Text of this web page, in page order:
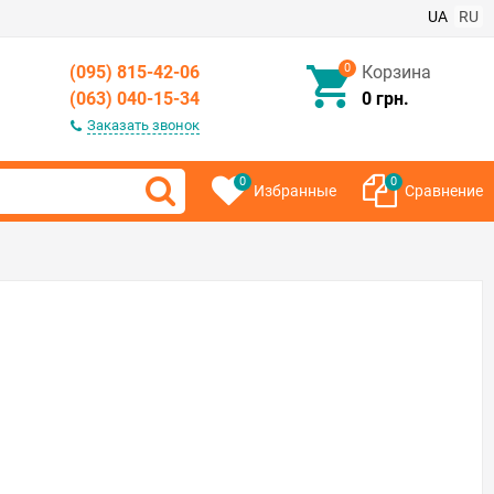
UA RU
(095) 815-42-06
(063) 040-15-34
Заказать звонок
0
Корзина
0 грн.
0 Избранные 0 Сравнение